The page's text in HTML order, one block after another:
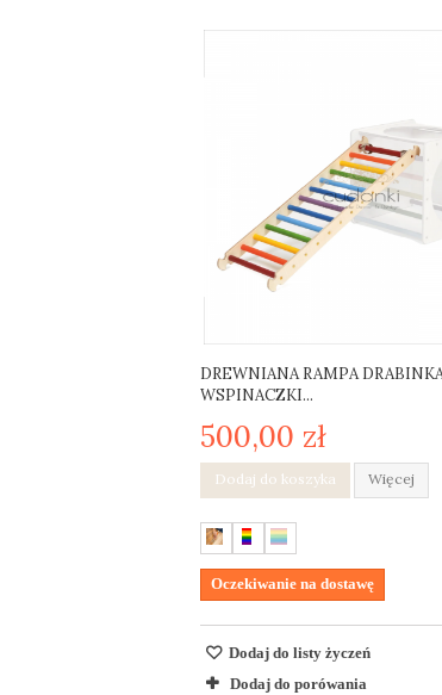
DREWNIANA RAMPA
WSPINACZKI...
500,00 zł
Dodaj do koszyka Więcej
Oczekiwanie na dostawę
Dodaj do listy życzeń
Dodaj do porówania